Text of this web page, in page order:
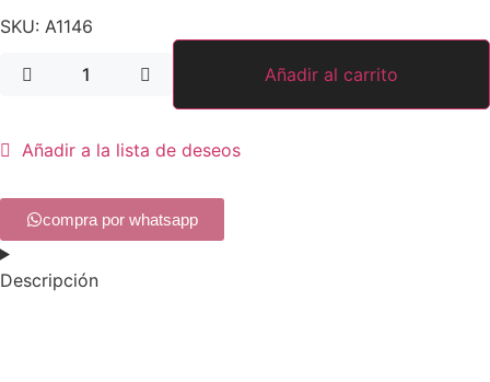
SKU: A1146
Añadir al carrito
Añadir a la lista de deseos
compra por whatsapp
Descripción